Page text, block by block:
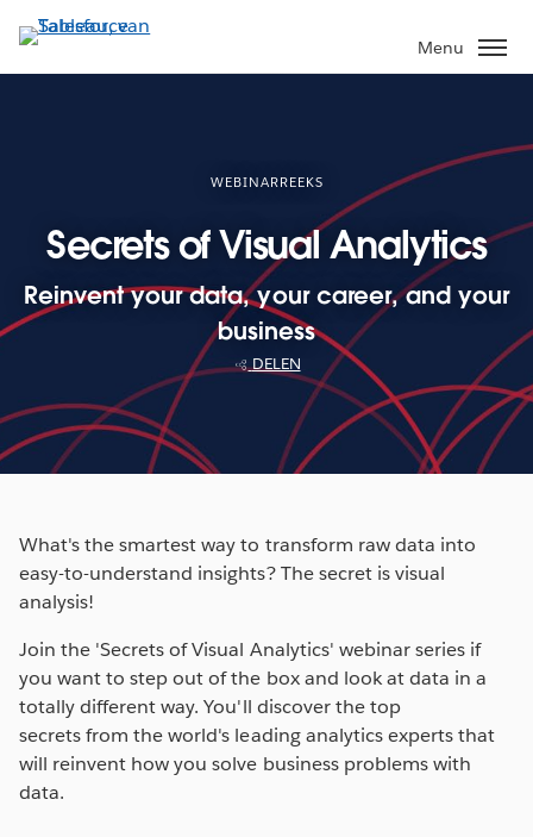
Verder
naar
hoofdinhoud
Menu
WEBINARREEKS
Secrets of Visual Analytics
Reinvent your data, your career, and your
business
DELEN
What's the smartest way to transform raw data into
easy-to-understand insights? The secret is visual
analysis!
Join the 'Secrets of Visual Analytics' webinar series if
you want to step out of the box and look at data in a
totally different way. You'll discover the top
secrets from the world's leading analytics experts that
will reinvent how you solve business problems with
data.